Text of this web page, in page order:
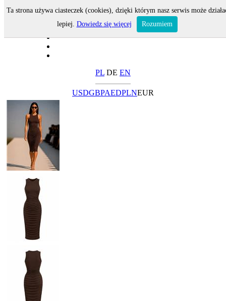
PL DE EN
USDGBPAEDPLNEUR
Ta strona używa ciasteczek (cookies), dzięki którym nasz serwis może
lepiej. Dowiedz się więcej Rozumiem